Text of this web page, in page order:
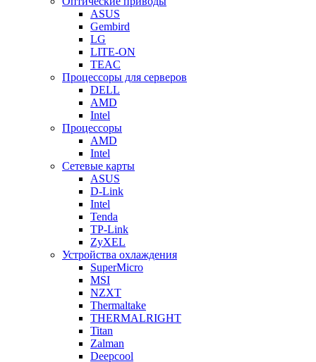
ASUS
Gembird
LG
LITE-ON
TEAC
Процессоры для серверов
DELL
AMD
Intel
Процессоры
AMD
Intel
Сетевые карты
ASUS
D-Link
Intel
Tenda
TP-Link
ZyXEL
Устройства охлаждения
SuperMicro
MSI
NZXT
Thermaltake
THERMALRIGHT
Titan
Zalman
Deepcool